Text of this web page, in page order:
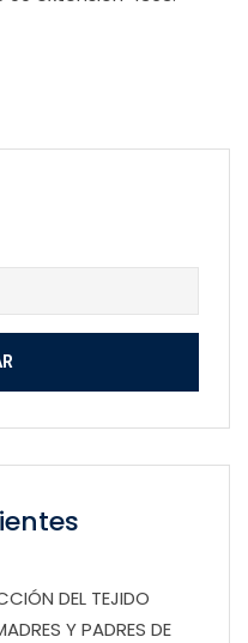
DEL TEJIDO
Y PADRES DE